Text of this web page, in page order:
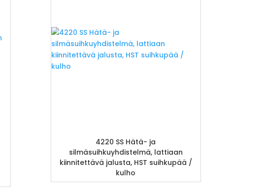
4220 SS Hätä- ja
silmäsuihkuyhdistelmä, lattiaan
kiinnitettävä jalusta, HST suihkupää /
kulho